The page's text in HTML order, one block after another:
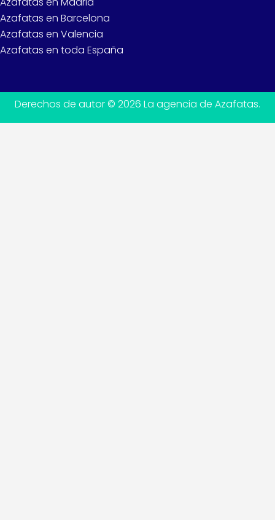
Azafatas en Barcelona
Azafatas en Valencia
Azafatas en toda España
Derechos de autor © 2026 La agencia de Azafatas.